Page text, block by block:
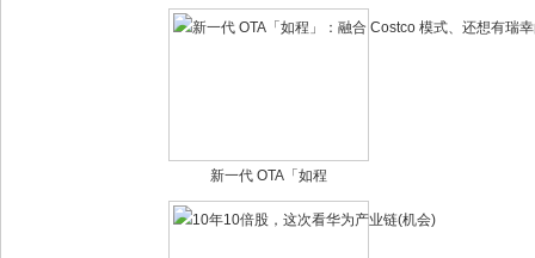
新一代 OTA「如程